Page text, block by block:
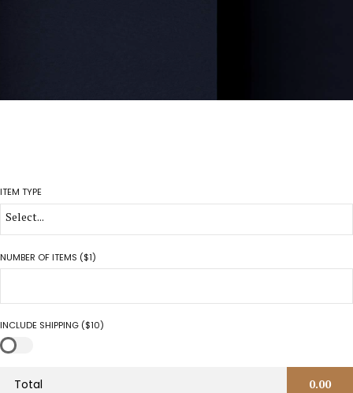
ITEM TYPE
Select...
NUMBER OF ITEMS ($1)
INCLUDE SHIPPING ($10)
Total 0.00